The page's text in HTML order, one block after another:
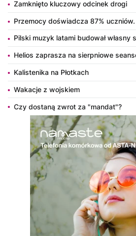
Zamknięto kluczowy odcinek drogi
Przemocy doświadcza 87%
Pilski muzyk latami budował własny
Helios zaprasza na sierpniowe
Kalistenika na Płotkach
Wakacje z wojskiem
Czy dostaną zwrot za "mandat"?